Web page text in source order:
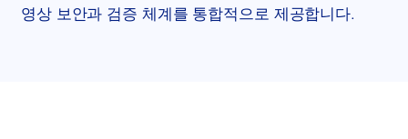
영상 보안과 검증 체계를 통합적으로 제공합니다.